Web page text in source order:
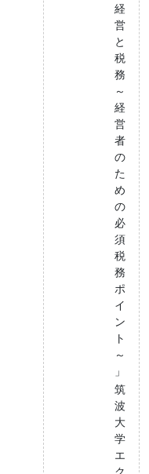
経
営
と
税
務
～
経
営
者
の
た
め
の
必
須
税
務
ポ
イ
ン
ト
～
」
筑
波
大
学
エ